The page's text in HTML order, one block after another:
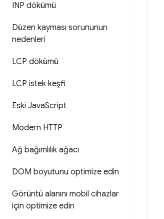
INP dökümü
Düzen kayması sorununun
nedenleri
LCP dökümü
LCP istek keşfi
Eski JavaScript
Modern HTTP
Ağ bağımlılık ağacı
DOM boyutunu optimize edin
Görüntü alanını mobil cihazlar
için optimize edin